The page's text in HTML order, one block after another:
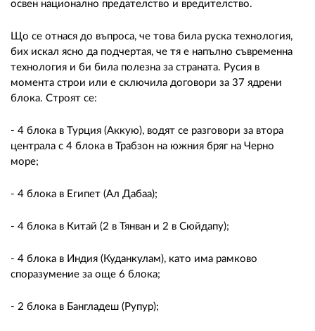
освен национално предателство и вредителство.
Що се отнася до въпроса, че това била руска технология,
бих искал ясно да подчертая, че тя е напълно съвременна
технология и би била полезна за страната. Русия в
момента строи или е сключила договори за 37 ядрени
блока. Строят се:
- 4 блока в Турция (Аккую), водят се разговори за втора
централа с 4 блока в Трабзон на южния бряг на Черно
море;
- 4 блока в Египет (Ал Дабаа);
- 4 блока в Китай (2 в Тянван и 2 в Сюйдапу);
- 4 блока в Индия (Куданкулам), като има рамково
споразумение за още 6 блока;
- 2 блока в Бангладеш (Рупур);